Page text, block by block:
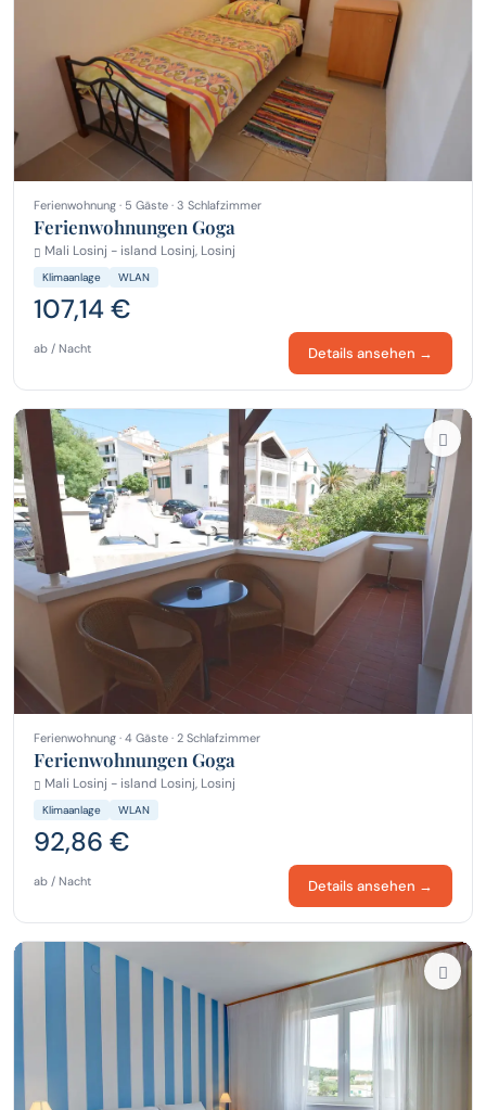
Ferienwohnung · 5 Gäste · 3 Schlafzimmer
Ferienwohnungen Goga
Mali Losinj - island Losinj, Losinj
Klimaanlage WLAN
107,14 €
ab / Nacht Details ansehen →
Ferienwohnung · 4 Gäste · 2 Schlafzimmer
Ferienwohnungen Goga
Mali Losinj - island Losinj, Losinj
Klimaanlage WLAN
92,86 €
ab / Nacht Details ansehen →